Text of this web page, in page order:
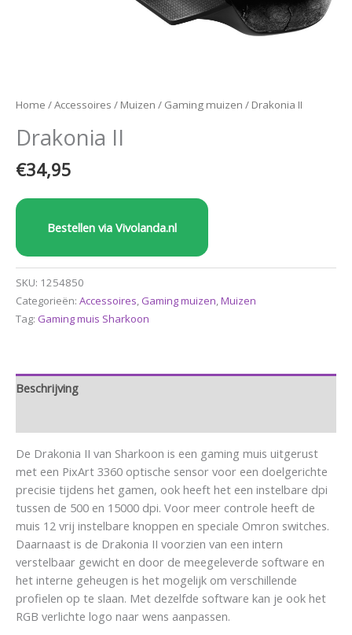
Home /Accessoires / Muizen / Gaming muizen / Drakonia II
Drakonia II
€34,95
Bestellen via Vivolanda.nl
SKU: 1254850
Categorieën: Accessoires, Gaming muizen,Muizen
Tag: Gaming muis Sharkoon
Beschrijving
De Drakonia II van Sharkoon is een gaming muis uitgerust
met een PixArt 3360 optische sensor voor een doelgerichte
precisie tijdens het gamen, ook heeft het een instelbare dpi
tussen de 500 en 15000 dpi. Voor meer controle heeft de
muis 12 vrij instelbare knoppen en speciale Omron switches.
Daarnaast is de Drakonia II voorzien van een intern
verstelbaar gewicht en door de meegeleverde software en
het interne geheugen is het mogelijk om verschillende
profielen op te slaan. Met dezelfde software kan je ook het
RGB verlichte logo naar wens aanpassen.